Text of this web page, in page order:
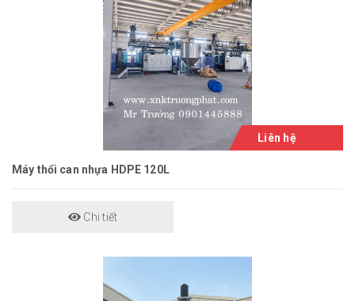
Liên hệ
Máy thổi can nhựa HDPE 120L
Chi tiết